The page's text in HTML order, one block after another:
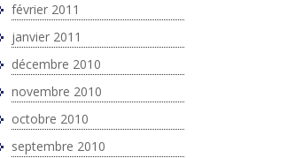
février 2011
janvier 2011
décembre 2010
novembre 2010
octobre 2010
septembre 2010